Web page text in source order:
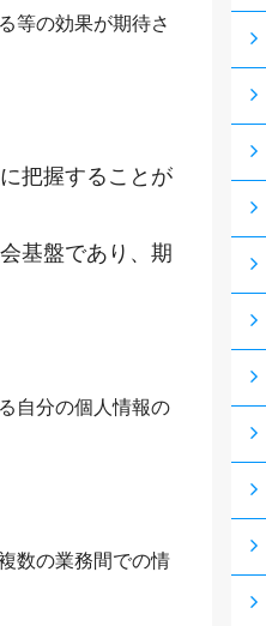
等の効果が期待さ
把握することが
基盤であり、期
自分の個人情報の
数の業務間での情